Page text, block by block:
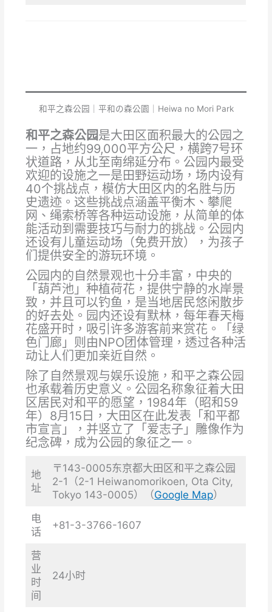
和平之森公园｜平和の森公園｜Heiwa no Mori Park
和平之森公园是大田区面积最大的公园之
一，占地约99,000平方公尺，横跨7号环
状道路，从北至南绵延分布。公园内最受
欢迎的设施之一是田野运动场，场内设有
40个挑战点，模仿大田区内的名胜与历
史遗迹。这些挑战点涵盖平衡木、攀爬
网、绳索桥等各种运动设施，从简单的体
能活动到需要技巧与耐力的挑战。公园内
还设有儿童运动场（免费开放），为孩子
们提供安全的游玩环境。
公园内的自然景观也十分丰富，中央的
「葫芦池」种植荷花，提供宁静的水岸景
致，并且可以钓鱼，是当地居民悠闲散步
的好去处。园内还设有默林，每年春天梅
花盛开时，吸引许多游客前来赏花。「绿
色门廊」则由NPO团体管理，透过各种活
动让人们更加亲近自然。
除了自然景观与娱乐设施，和平之森公园
也承载着历史意义。公园名称象征着大田
区居民对和平的愿望，1984年（昭和59
年）8月15日，大田区在此发表「和平都
市宣言」，并竖立了「爱志子」雕像作为
纪念碑，成为公园的象征之一。
地
址
〒143-0005东京都大田区和平之森公园
2-1（2-1 Heiwanomorikoen, Ota City,
Tokyo 143-0005）（Google Map）
电
话
+81-3-3766-1607
营
业
时
间
24小时